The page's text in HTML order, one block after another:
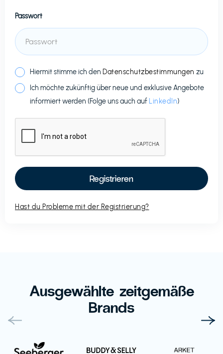
Passwort
Hiermit stimme ich den Datenschutzbestimmungen zu
Ich möchte zukünftig über neue und exklusive Angebote
informiert werden (Folge uns auch auf LinkedIn)
Hast du Probleme mit der Registrierung?
Ausgewählte zeitgemäße
Brands